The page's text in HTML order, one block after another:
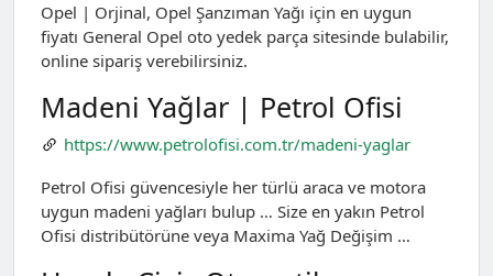
Opel | Orjinal, Opel Şanzıman Yağı için en uygun
fiyatı General Opel oto yedek parça sitesinde bulabilir,
online sipariş verebilirsiniz.
Madeni Yağlar | Petrol Ofisi
https://www.petrolofisi.com.tr/madeni-yaglar
Petrol Ofisi güvencesiyle her türlü araca ve motora
uygun madeni yağları bulup … Size en yakın Petrol
Ofisi distribütörüne veya Maxima Yağ Değişim …